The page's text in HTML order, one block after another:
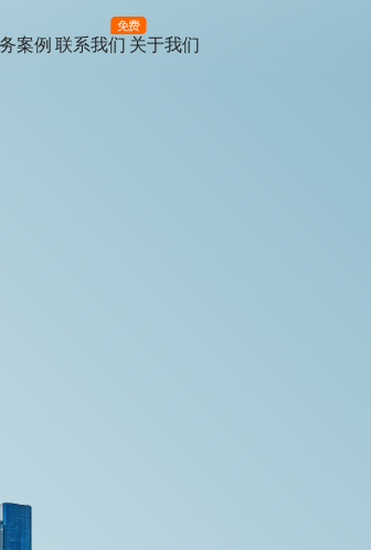
案例 联系我们
免费
关于我们